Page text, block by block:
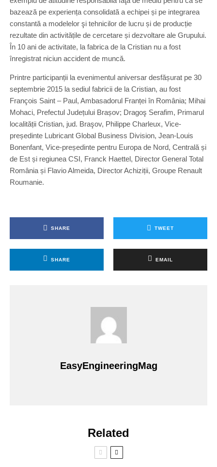
bazează pe experiența consolidată a echipei și pe integrarea
constantă a modelelor şi tehnicilor de lucru și de producție
rezultate din activitățile de cercetare și dezvoltare ale Grupului.
În 10 ani de activitate, la fabrica de la Cristian nu a fost
înregistrat niciun accident de muncă.
Printre participanții la evenimentul aniversar desfășurat pe 30
septembrie 2015 la sediul fabricii de la Cristian, au fost
François Saint – Paul, Ambasadorul Franței în România; Mihai
Mohaci, Prefectul Județului Brașov; Dragoş Serafim, Primarul
localității Cristian, jud. Braşov, Philippe Charleux, Vice-
președinte Lubricant Global Business Division, Jean-Louis
Bonenfant, Vice-președinte pentru Europa de Nord, Centrală și
de Est și regiunea CSI, Franck Haettel, Director General Total
România și Flavio Almeida, Director Achiziții, Groupe Renault
Roumanie.
SHARE TWEET
SHARE EMAIL
EasyEngineeringMag
Related